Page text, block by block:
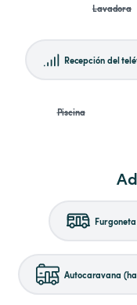
Lavadora
Recepción del
Piscina
Furgoneta
Autocaravana